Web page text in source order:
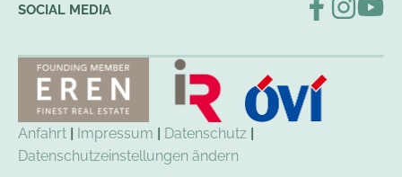
SOCIAL MEDIA
Anfahrt | Impressum | Datenschutz |
Datenschutzeinstellungen ändern